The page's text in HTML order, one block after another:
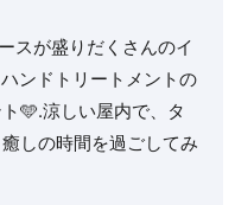
スが盛りだくさんのイ
ンドトリートメントの
🩵.涼しい屋内で、タ
しの時間を過ごしてみ